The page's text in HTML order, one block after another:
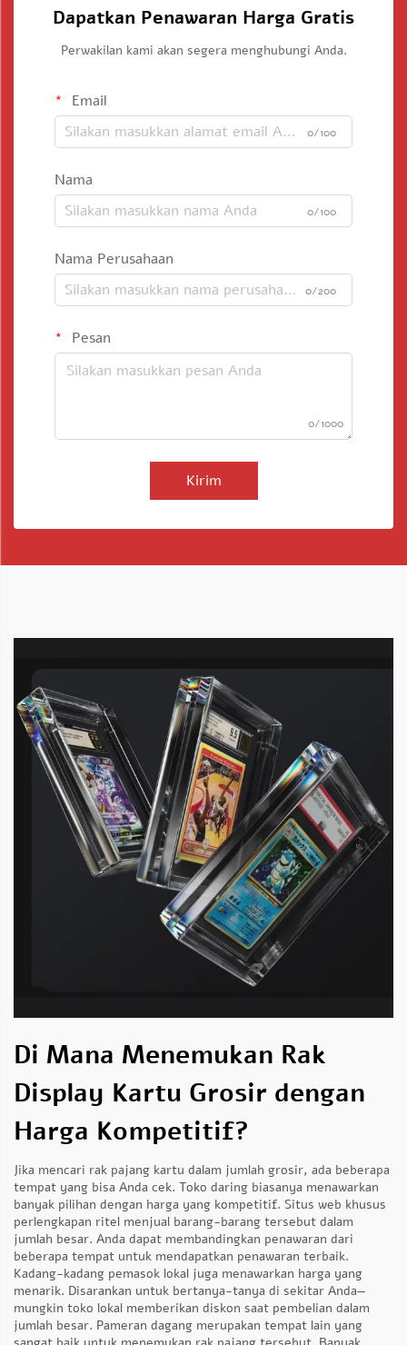
Dapatkan Penawaran Harga Gratis
Perwakilan kami akan segera menghubungi Anda.
Email
0/100
Nama
0/100
Nama Perusahaan
0/200
Pesan
0/1000
Kirim
Di Mana Menemukan Rak
Display Kartu Grosir dengan
Harga Kompetitif?
Jika mencari rak pajang kartu dalam jumlah grosir, ada beberapa
tempat yang bisa Anda cek. Toko daring biasanya menawarkan
banyak pilihan dengan harga yang kompetitif. Situs web khusus
perlengkapan ritel menjual barang-barang tersebut dalam
jumlah besar. Anda dapat membandingkan penawaran dari
beberapa tempat untuk mendapatkan penawaran terbaik.
Kadang-kadang pemasok lokal juga menawarkan harga yang
menarik. Disarankan untuk bertanya-tanya di sekitar Anda—
mungkin toko lokal memberikan diskon saat pembelian dalam
jumlah besar. Pameran dagang merupakan tempat lain yang